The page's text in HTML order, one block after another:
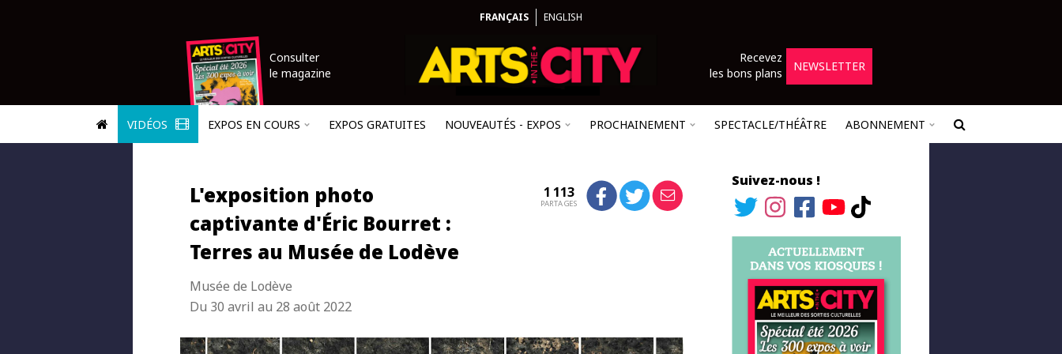
FRANÇAIS ENGLISH
Consulter
le magazine
Recevez
les bons plans
NEWSLETTER
VIDÉOS EXPOS EN COURS EXPOS GRATUITES NOUVEAUTÉS - EXPOS PROCHAINEMENT SPECTACLE/THÉÂTRE ABONNEMENT
L'exposition photo
captivante d'Éric Bourret :
Terres au Musée de Lodève
Musée de Lodève
Du 30 avril au 28 août 2022
1 113
PARTAGES
Suivez-nous !